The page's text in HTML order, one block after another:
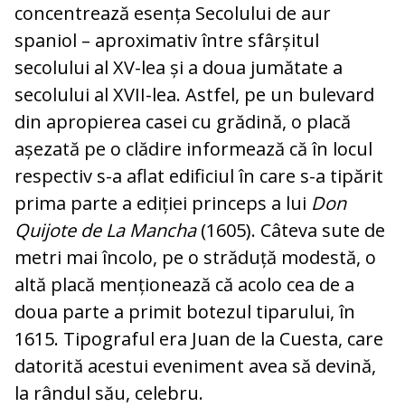
concentrează esența Secolului de aur
spaniol – aproximativ între sfârșitul
secolului al XV-lea și a doua jumătate a
secolului al XVII-lea. Astfel, pe un bulevard
din apropierea casei cu grădină, o placă
așezată pe o clădire informează că în locul
respectiv s-a aflat edificiul în care s-a tipărit
prima parte a ediției princeps a lui Don
Quijote de La Mancha(1605). Câteva sute de
metri mai încolo, pe o străduță modestă, o
altă placă menționează că acolo cea de a
doua parte a primit botezul tiparului, în
1615. Tipograful era Juan de la Cuesta, care
datorită acestui eveniment avea să devină,
la rândul său, celebru.